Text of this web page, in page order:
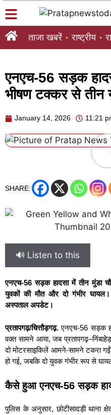
ताजा खबरें राष्ट्रीय
एनएच-56 सड़क
भीषण टक्कर से तीन
January 14, 2026 11:21
SHARE:
🔊 Listen to this
एनएच-56 सड़क हादसा में तीन मुंडा
युवकों की मौत और दो गंभीर घायल।
अस्पताल अपडेट।
प्रतापगढ़/चित्तौड़गढ़. एनएच-56 सड़क
वक्त सामने आया, जब
दो मोटरसाइकिलें आमने-सामने टकरा
हो गई, जबकि दो युवक गंभीर रूप से
कैसे हुआ एनएच-56 सड़क
पुलिस के अनुसार, छोटीसादड़ी थाना